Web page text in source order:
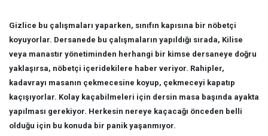
Gizlice bu çalışmaları yaparken, sınıfın kapısına bir nöbetçi
koyuyorlar. Dersanede bu çalışmaların yapıldığı sırada, Kilise
veya manastır yönetiminden herhangi bir kimse dersaneye doğru
yaklaşırsa, nöbetçi içeridekilere haber veriyor. Rahipler,
kadavrayı masanın çekmecesine koyup, çekmeceyi kapatıp
kaçışıyorlar. Kolay kaçabilmeleri için dersin masa başında ayakta
yapılması gerekiyor. Herkesin nereye kaçacağı önceden belli
olduğu için bu konuda bir panik yaşanmıyor.